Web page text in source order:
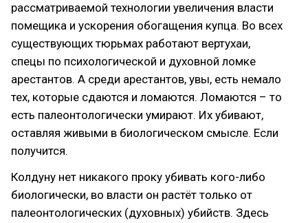
рассматриваемой технологии увеличения власти
помещика и ускорения обогащения купца. Во всех
существующих тюрьмах работают вертухаи,
спецы по психологической и духовной ломке
арестантов. А среди арестантов, увы, есть немало
тех, которые сдаются и ломаются. Ломаются – то
есть палеонтологически умирают. Их убивают,
оставляя живыми в биологическом смысле. Если
получится.
Колдуну нет никакого проку убивать кого-либо
биологически, во власти он растёт только от
палеонтологических (духовных) убийств. Здесь